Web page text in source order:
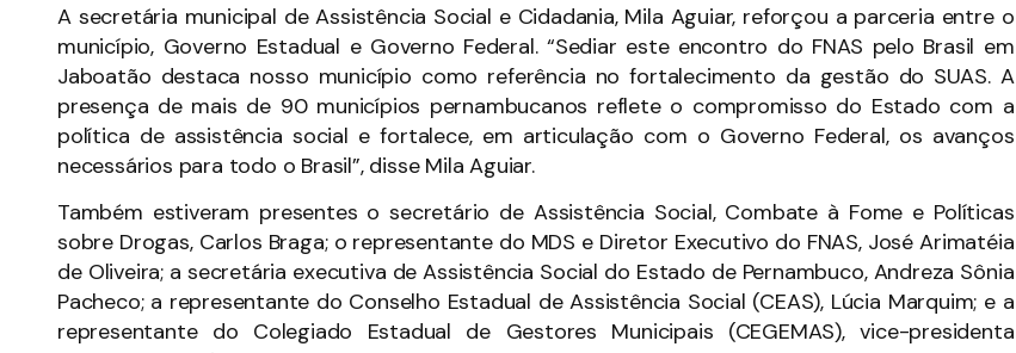
A secretária municipal de Assistência Social e Cidadania, Mila Aguiar, reforçou a parceria entre o
município, Governo Estadual e Governo Federal. “Sediar este encontro do FNAS pelo Brasil em
Jaboatão destaca nosso município como referência no fortalecimento da gestão do SUAS. A
presença de mais de 90 municípios pernambucanos reflete o compromisso do Estado com a
política de assistência social e fortalece, em articulação com o Governo Federal, os avanços
necessários para todo o Brasil”, disse Mila Aguiar.
Também estiveram presentes o secretário de Assistência Social, Combate à Fome e Políticas
sobre Drogas, Carlos Braga; o representante do MDS e Diretor Executivo do FNAS, José Arimatéia
de Oliveira; a secretária executiva de Assistência Social do Estado de Pernambuco, Andreza Sônia
Pacheco; a representante do Conselho Estadual de Assistência Social (CEAS), Lúcia Marquim; e a
representante do Colegiado Estadual de Gestores Municipais (CEGEMAS), vice-presidenta